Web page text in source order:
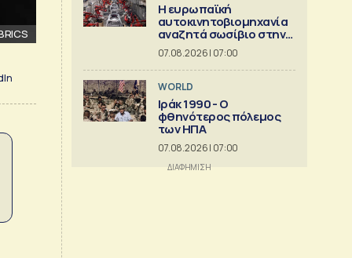
Η ευρωπαϊκή
αυτοκινητοβιομηχανία
αναζητά σωσίβιο στην
Κίνα
07.08.2026 | 07:00
WORLD
Ιράκ 1990 - Ο
φθηνότερος πόλεμος
των ΗΠΑ
07.08.2026 | 07:00